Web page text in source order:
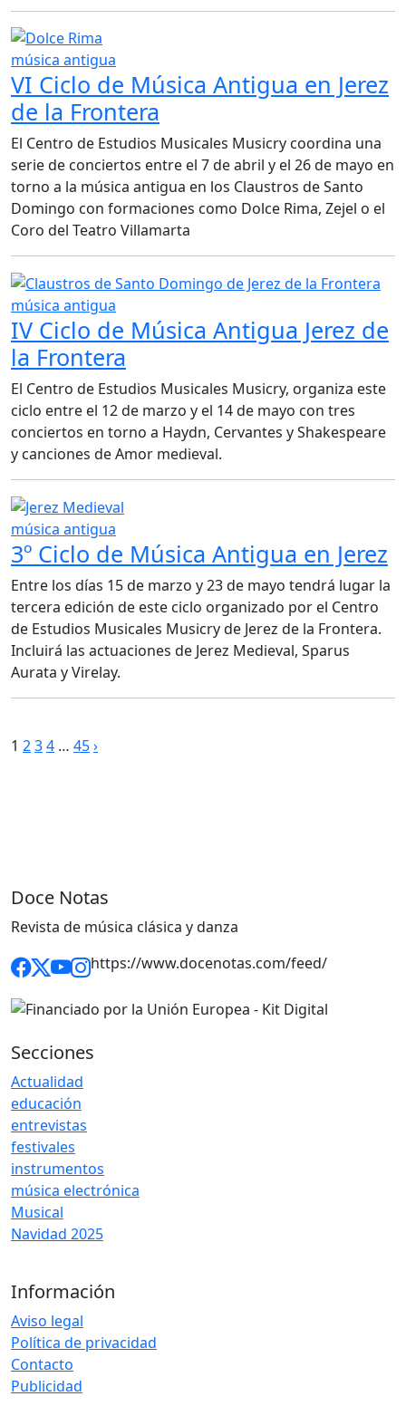
música antigua
VI Ciclo de Música Antigua en Jerez
de la Frontera
El Centro de Estudios Musicales Musicry coordina una
serie de conciertos entre el 7 de abril y el 26 de mayo en
torno a la música antigua en los Claustros de Santo
Domingo con formaciones como Dolce Rima, Zejel o el
Coro del Teatro Villamarta
música antigua
IV Ciclo de Música Antigua Jerez de
la Frontera
El Centro de Estudios Musicales Musicry, organiza este
ciclo entre el 12 de marzo y el 14 de mayo con tres
conciertos en torno a Haydn, Cervantes y Shakespeare
y canciones de Amor medieval.
música antigua
3º Ciclo de Música Antigua en Jerez
Entre los días 15 de marzo y 23 de mayo tendrá lugar la
tercera edición de este ciclo organizado por el Centro
de Estudios Musicales Musicry de Jerez de la Frontera.
Incluirá las actuaciones de Jerez Medieval, Sparus
Aurata y Virelay.
Paginación
1 234 … 45›
Doce Notas
Revista de música clásica y danza
https://www.docenotas.com/feed/
Secciones
Actualidad
educación
entrevistas
festivales
instrumentos
música electrónica
Musical
Navidad 2025
Información
Aviso legal
Política de privacidad
Contacto
Publicidad